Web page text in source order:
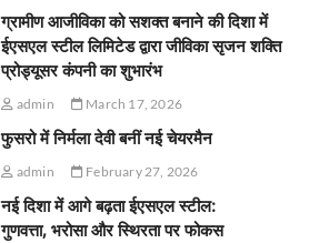
ग्रामीण आजीविका को सशक्त बनाने की दिशा में
ईएसएल स्टील लिमिटेड द्वारा जीविका सृजन शक्ति
प्रोड्यूसर कंपनी का शुभारंभ
admin March 17, 2026
फुसरो में निर्मला देवी बनीं नई चेयरमैन
admin February 27, 2026
नई दिशा में आगे बढ़ता ईएसएल स्टील:
गुणवत्ता, भरोसा और स्थिरता पर फोकस